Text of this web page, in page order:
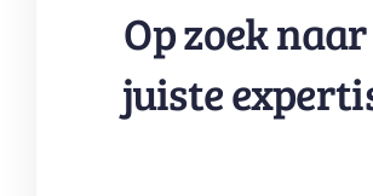
Op zoek
juiste